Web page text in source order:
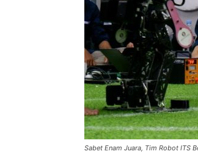
Sabet Enam Juara, Tim Robot ITS